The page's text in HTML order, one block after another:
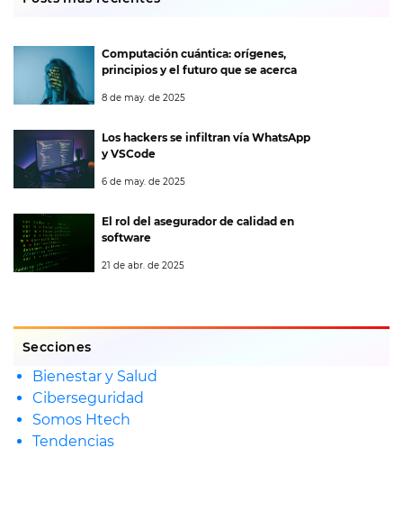
Computación cuántica: orígenes,
principios y el futuro que se acerca
8 de may. de 2025
Los hackers se infiltran vía WhatsApp
y VSCode
6 de may. de 2025
El rol del asegurador de calidad en
software
21 de abr. de 2025
Secciones
Bienestar y Salud
Ciberseguridad
Somos Htech
Tendencias